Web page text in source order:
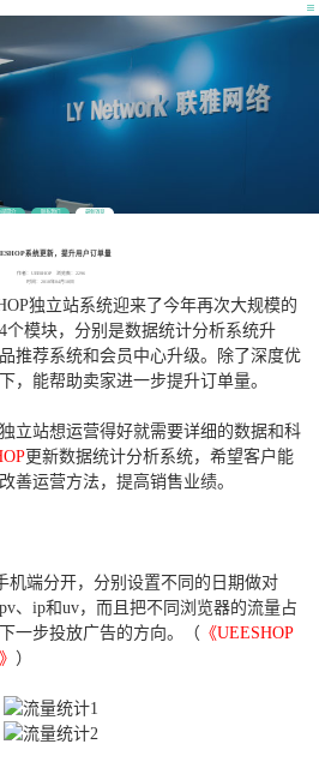
司简介 联系我们 最新消息
系统更新，提升用户订单量
作者：UEESHOP 浏览数：2296
时间：2018年04月18日
独立站系统迎来了今年再次大规模的
个模块，分别是数据统计分析系统升
推荐系统和会员中心升级。除了深度优
，能帮助卖家进一步提升订单量。
立站想运营得好就需要详细的数据和科
更新数据统计分析系统，希望客户能
善运营方法，提高销售业绩。
端分开，分别设置不同的日期做对
、ip和uv，而且把不同浏览器的流量占
一步投放广告的方向。（ 《UEESHOP
）